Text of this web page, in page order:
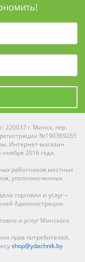
220037 г. Минск, пер.
№190369265
Интернет-магазин
ноября 2016 года.
работников местных
уполномоченных
торговли и услуг –
Администрации
и услуг Минского
прав потребителей,
shop@ydachnik.by